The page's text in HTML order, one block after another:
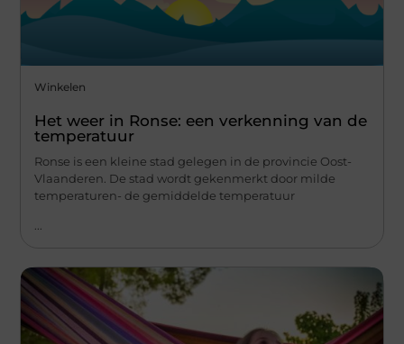
Winkelen
Het weer in Ronse: een verkenning van de
temperatuur
Ronse is een kleine stad gelegen in de provincie Oost-
Vlaanderen. De stad wordt gekenmerkt door milde
temperaturen- de gemiddelde temperatuur
...